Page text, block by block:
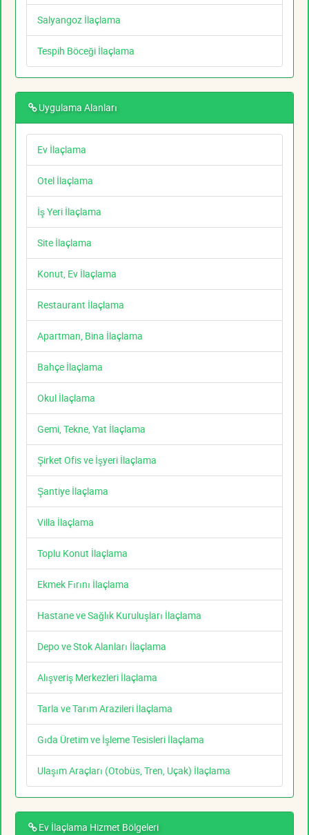
Salyangoz İlaçlama
Tespih Böceği İlaçlama
Uygulama Alanları
Ev İlaçlama
Otel İlaçlama
İş Yeri İlaçlama
Site İlaçlama
Konut, Ev İlaçlama
Restaurant İlaçlama
Apartman, Bina İlaçlama
Bahçe İlaçlama
Okul İlaçlama
Gemi, Tekne, Yat İlaçlama
Şirket Ofis ve İşyeri İlaçlama
Şantiye İlaçlama
Villa İlaçlama
Toplu Konut İlaçlama
Ekmek Fırını İlaçlama
Hastane ve Sağlık Kuruluşları İlaçlama
Depo ve Stok Alanları İlaçlama
Alışveriş Merkezleri İlaçlama
Tarla ve Tarım Arazileri İlaçlama
Gıda Üretim ve İşleme Tesisleri İlaçlama
Ulaşım Araçları (Otobüs, Tren, Uçak) İlaçlama
Ev İlaçlama Hizmet Bölgeleri